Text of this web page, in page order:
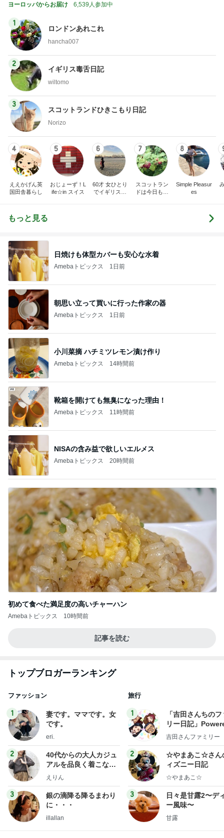
ヨーロッパからお届け 6,539人参加中
1
ロンドンあれこれ
hancha007
2
イギリス毒舌日記
wiltomo
3
スコットランドひきこもり日記
Norizo
4
ええかげん英
国田舎暮らし
5
おじょーず！L
ife☆in スイス
6
60才 女ひとり
でイギリスに
7
スコットラン
ドは今日も曇
8
Simple Pleasur
es
もっと見る
日焼けも体型カバーも安心な水着
Amebaトピックス 1日前
朝思い立って買いに行った作家の器
Amebaトピックス 1日前
小川菜摘 ハチミツレモン漬け作り
Amebaトピックス 14時間前
靴箱を開けても無臭になった理由！
Amebaトピックス 11時間前
NISAの含み益で欲しいエルメス
Amebaトピックス 20時間前
初めて食べた満足度の高いチャーハン
Amebaトピックス 10時間前
記事を読む
トップブロガーランキング
ファッション
1
妻です。ママです。女
です。
eri.
2
40代からの大人カジュ
アルを品良く着こなす
ファッションブログ
えりん
3
銀の滴降る降るまわり
に・・・
illallan
旅行
1
「吉田さんちの
リー日記」
y Ameba 吉田さ
ミリーオフィシャ
ログ
吉田さんファミリー
2
☆やまあこ☆さん
ィズニー日記
☆やまあこ☆
3
日々是甘露2〜デ
ー風味〜
甘露